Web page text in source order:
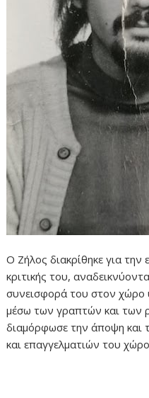
Ο Ζήλος διακρίθηκε για την
κριτικής του,
συνεισφορά του στον χώρο
μέσω των γραπτών και των
διαμόρφωσε την άποψη και
και επαγγελματιών του